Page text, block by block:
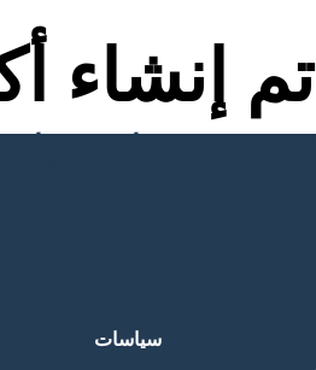
تم إنشاء
سياسات